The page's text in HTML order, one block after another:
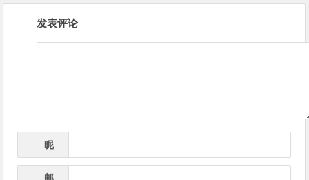
发表评论
昵
*
邮